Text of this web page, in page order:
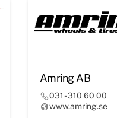
Amring AB
031 - 310 60 00
www.amring.se